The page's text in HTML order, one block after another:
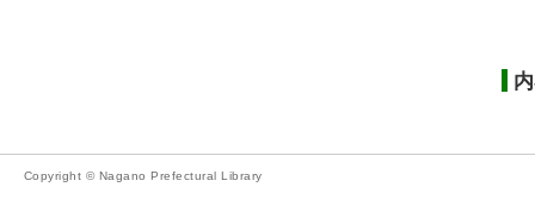
Copyright © Nagano Prefectural Library